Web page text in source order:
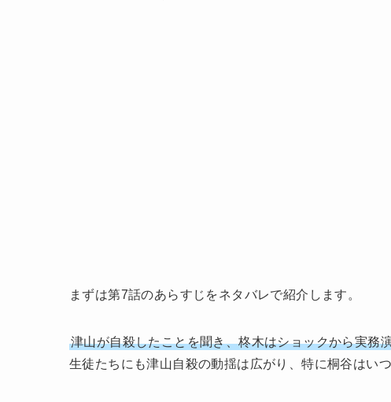
まずは第7話のあらすじをネタバレで紹介します。
津山が自殺したことを聞き、柊木はショックから実務
生徒たちにも津山自殺の動揺は広がり、特に桐谷はい